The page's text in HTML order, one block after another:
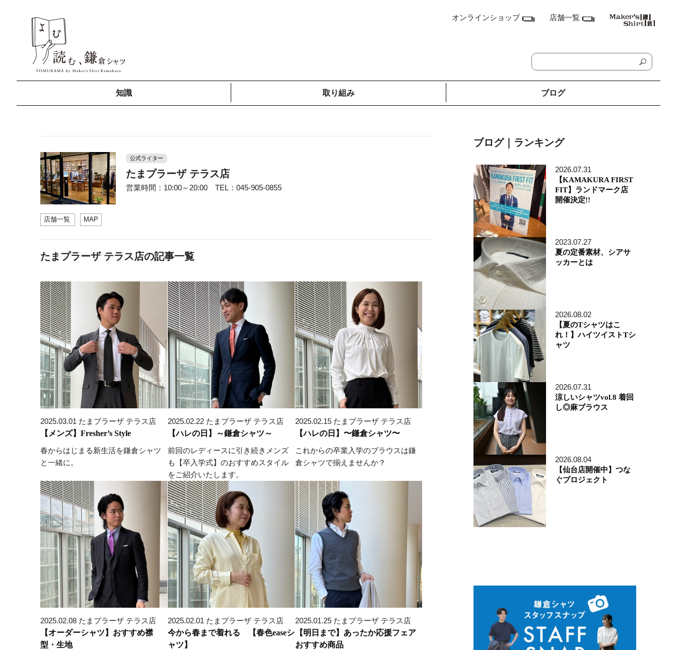
オンラインショップ 店舗一覧
知識 取り組み ブログ
鎌倉本店
横浜店
たまプラーザ テラス店
ラゾーナ川崎プラザ店
東京都
丸の内丸ビル店
MEN'S アキバ・トリム店
MEN'S 東京ミッドタウン八重洲店
銀座店
アトレ品川店
MEN'S 新宿店
自由が丘MAST店
二子玉川店
MEN'S 渋谷マークシティ店
アトレ恵比寿店
池袋ショッピングパーク店
その他の都道府県
札幌アピア店
仙台シリウス・一番町店
CoCoLo新潟店
名古屋店
京都四条烏丸 三井ビル店
大阪うめきた店
MEN'S 神戸北野坂店
博多深見パークビルディング店
その他
オンラインショップ
商品企画部
人事部（採用）
プレス
貞末奈名子
ディレクター貞末哲兵
貞末タミ子
鎌倉事業構想室
デザイン開発本部
くろすとしゆき
公式ライター
たまプラーザ テラス店
営業時間：10:00～20:00 TEL：045-905-0855
店舗一覧 MAP
たまプラーザ テラス店の記事一覧
2025.03.01 たまプラーザ テラス店
【メンズ】Fresher’s Style
春からはじまる新生活を鎌倉シャツ
と一緒に。
2025.02.22 たまプラーザ テラス店
【ハレの日】～鎌倉シャツ～
前回のレディースに引き続きメンズ
も【卒入学式】のおすすめスタイル
をご紹介いたします。
2025.02.15 たまプラーザ テラス店
【ハレの日】〜鎌倉シャツ〜
これからの卒業入学のブラウスは鎌
倉シャツで揃えませんか？
2025.02.08 たまプラーザ テラス店
【オーダーシャツ】おすすめ襟
型・生地
2025.02.01 たまプラーザ テラス店
今から春まで着れる 【春色easeシ
ャツ】
2025.01.25 たまプラーザ テラス店
【明日まで】あったか応援フェア
おすすめ商品
ブログ｜ランキング
2026.07.31
【KAMAKURA FIRST
FIT】ランドマーク店
開催決定!!
2023.07.27
夏の定番素材、シアサ
ッカーとは
2026.08.02
【夏のTシャツはこ
れ！】ハイツイストTシ
ャツ
2026.07.31
涼しいシャツvol.8 着回
し◎麻ブラウス
2026.08.04
【仙台店開催中】つな
ぐプロジェクト